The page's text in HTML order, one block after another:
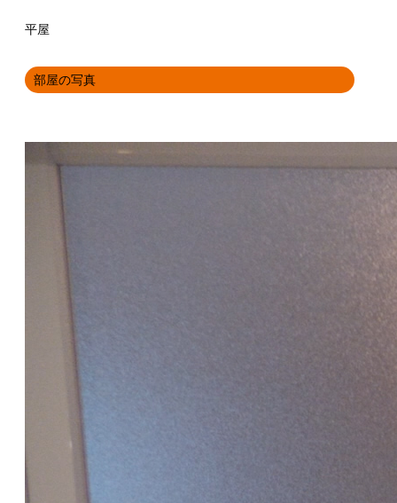
平屋
部屋の写真